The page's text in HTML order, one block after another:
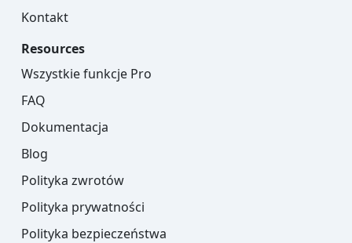
Kontakt
Resources
Wszystkie funkcje Pro
FAQ
Dokumentacja
Blog
Polityka zwrotów
Polityka prywatności
Polityka bezpieczeństwa